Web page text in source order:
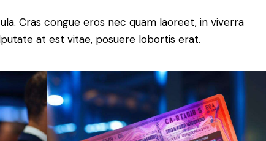
Cras congue eros nec quam laoreet, in viverra
at est vitae, posuere lobortis erat.